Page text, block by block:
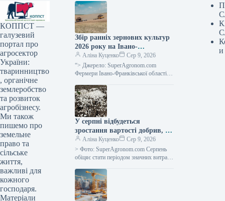
КОППСТ —
галузевий
портал про
агросектор
України:
тваринництво
, органічне
землеробство
та розвиток
агробізнесу.
Ми також
пишемо про
земельне
право та
сільське
життя,
важливі для
кожного
господаря.
Матеріали
Збір ранніх зернових культур
2026 року на Івано-
Франківщині закінчено,
середня врожайність сягнула
5,64 тонни з гектара —
Аліна Куценко
Сер 9, 2026
“> Джерело: SuperAgronom.com
Фермери Івано-Франківської області
зернобобових культур. Згідно з
оперативними даними відділу
У серпні відбудеться
зростання вартості добрив, а
постачальники тимчасово
припинять надання
кредитних умов —
Аліна Куценко
Сер 9, 2026
> Фото: SuperAgronom.com Серпень
обіцяє стати періодом значних витрат
українських землевласників. На ринку
спостерігається мінімальна
и